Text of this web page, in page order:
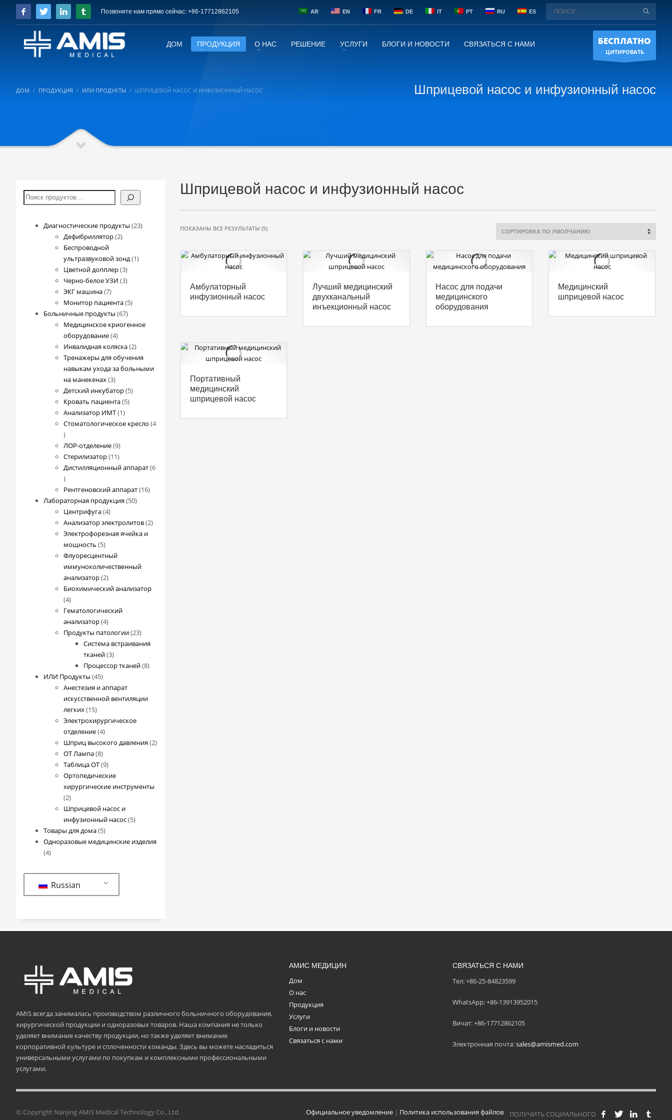
Позвоните нам прямо сейчас: +86-17712862105 AR EN FR DE IT PT RU ES
ДОМ ПРОДУКЦИЯ О НАС РЕШЕНИЕ УСЛУГИ БЛОГИ И НОВОСТИ СВЯЗАТЬСЯ С НАМИ БЕСПЛАТНО
ЦИТИРОВАТЬ
ДОМ ПРОДУКЦИЯ ИЛИ ПРОДУКТЫ ШПРИЦЕВОЙ НАСОС И ИНФУЗИОННЫЙ НАСОС Шприцевой насос и инфузионный насос
Шприцевой насос и инфузионный насос
ПОКАЗАНЫ ВСЕ РЕЗУЛЬТАТЫ (5)
Амбулаторный
инфузионный насос
Лучший медицинский
двухканальный
инъекционный насос
Насос для подачи
медицинского
оборудования
Медицинский
шприцевой насос
Портативный
медицинский
шприцевой насос
Поиск
Диагностические продукты 2323
Дефибриллятор 22
Беспроводной
ультразвуковой зонд 11
Цветной допплер 33
товара
Черно-белое УЗИ 33
ЭКГ машина 77
товаров
Монитор пациента 55
Больничные продукты 6767
товаров
Медицинское криогенное
оборудование 44
товара
Инвалидная коляска 22
товара
Тренажеры для обучения
навыкам ухода за больными
на манекенах 33
товара
Детский инкубатор 55
Кровать пациента 55
Анализатор ИМТ 11
товар
Стоматологическое кресло 4
4
товара
ЛОР-отделение 99
товаров
Стерилизатор 1111
товаров
Дистилляционный аппарат 6
6
товаров
Рентгеновский аппарат 1616
Лабораторная продукция 5050
Центрифуга 44
товара
Анализатор электролитов 22
Электрофорезная ячейка и
мощность 55
товаров
Флуоресцентный
иммуноколичественный
анализатор 22
товара
Биохимический анализатор
44
товара
Гематологический
анализатор 44
товара
Продукты патологии 2323
товара
Система встраивания
тканей 33
товара
Процессор тканей 88
ИЛИ Продукты 4545
товаров
Анестезия и аппарат
искусственной вентиляции
легких 1515
товаров
Электрохирургическое
отделение 44
товара
Шприц высокого давления 22
ОТ Лампа 88
товаров
Таблица ОТ 99
товаров
Ортопедические
хирургические инструменты
22
товара
Шприцевой насос и
инфузионный насос 55
Товары для дома 55
товаров
Одноразовые медицинские изделия
44
Russian
AMIS всегда занималась производством различного больничного оборудования,
хирургической продукции и одноразовых товаров. Наша компания не только
уделяет внимание качеству продукции, но также уделяет внимание
корпоративной культуре и сплоченности команды. Здесь вы можете насладиться
универсальными услугами по покупкам и комплексными профессиональными
услугами.
АМИС МЕДИЦИН
Дом
О нас
Продукция
Услуги
Блоги и новости
Связаться с нами
СВЯЗАТЬСЯ С НАМИ
Тел: +86-25-84823599
WhatsApp: +86-13913952015
Вичат: +86-17712862105
Электронная почта:sales@amismed.com
ПОЛУЧИТЬ СОЦИАЛЬНОГО
© Copyright Nanjing AMIS Medical Technology Co., Ltd. Официальное уведомление | Политика использования файлов